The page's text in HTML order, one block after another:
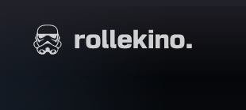
suoraan
sisältöön
Elokuvat ja elokuva-arviot | Rollekino.fi